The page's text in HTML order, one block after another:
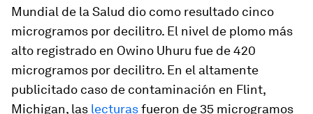
Mundial de la Salud dio como resultado cinco
microgramos por decilitro. El nivel de plomo más
alto registrado en Owino Uhuru fue de 420
microgramos por decilitro. En el altamente
publicitado caso de contaminación en Flint,
Michigan, las lecturasfueron de 35 microgramos